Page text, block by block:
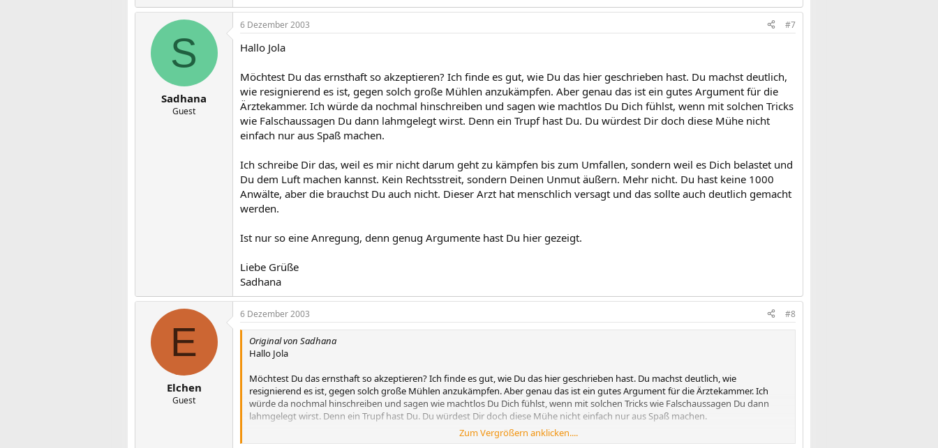
S
Sadhana
Guest
6 Dezember 2003 #7
Hallo Jola
Möchtest Du das ernsthaft so akzeptieren? Ich finde es gut, wie Du das hier geschrieben hast. Du machst deutlich,
wie resignierend es ist, gegen solch große Mühlen anzukämpfen. Aber genau das ist ein gutes Argument für die
Ärztekammer. Ich würde da nochmal hinschreiben und sagen wie machtlos Du Dich fühlst, wenn mit solchen Tricks
wie Falschaussagen Du dann lahmgelegt wirst. Denn ein Trupf hast Du. Du würdest Dir doch diese Mühe nicht
einfach nur aus Spaß machen.
Ich schreibe Dir das, weil es mir nicht darum geht zu kämpfen bis zum Umfallen, sondern weil es Dich belastet und
Du dem Luft machen kannst. Kein Rechtsstreit, sondern Deinen Unmut äußern. Mehr nicht. Du hast keine 1000
Anwälte, aber die brauchst Du auch nicht. Dieser Arzt hat menschlich versagt und das sollte auch deutlich gemacht
werden.
Ist nur so eine Anregung, denn genug Argumente hast Du hier gezeigt.
Liebe Grüße
Sadhana
E
Elchen
Guest
6 Dezember 2003 #8
Original von Sadhana
Hallo Jola
Möchtest Du das ernsthaft so akzeptieren? Ich finde es gut, wie Du das hier geschrieben hast. Du machst deutlich, wie
resignierend es ist, gegen solch große Mühlen anzukämpfen. Aber genau das ist ein gutes Argument für die Ärztekammer. Ich
würde da nochmal hinschreiben und sagen wie machtlos Du Dich fühlst, wenn mit solchen Tricks wie Falschaussagen Du dann
lahmgelegt wirst. Denn ein Trupf hast Du. Du würdest Dir doch diese Mühe nicht einfach nur aus Spaß machen.
Ich schreibe Dir das, weil es mir nicht darum geht zu kämpfen bis zum Umfallen, sondern weil es Dich belastet und Du dem Luft
Zum Vergrößern anklicken....